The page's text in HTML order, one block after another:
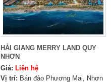
HẢI GIANG MERRY LAND QUY
NHƠN
Giá: Liên hệ
Vị trí: Bán đảo Phương Mai, Nhơn